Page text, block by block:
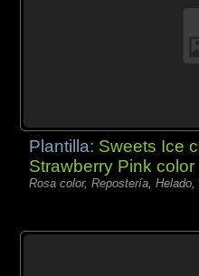
Plantilla: Sweets Ice
Strawberry Pink color
Rosa color, Repostería, Helado,